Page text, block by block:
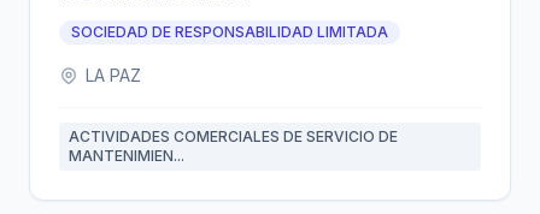
SOCIEDAD DE RESPONSABILIDAD LIMITADA
LA PAZ
ACTIVIDADES COMERCIALES DE SERVICIO DE
MANTENIMIEN...